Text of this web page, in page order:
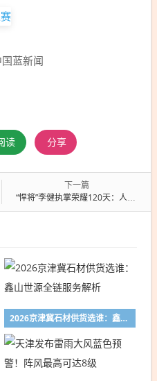
蓝新闻
读 分享
下一篇
“悍将”李健执掌荣耀120天：人事大变阵，百亿美元豪赌AI
2026京津冀石材供货选谁：鑫山世源全链服务解析